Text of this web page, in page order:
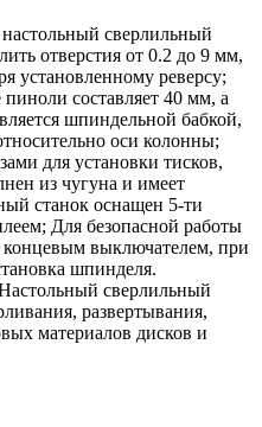
сверлильный
отверстия от 0.2 до 9 мм,
установленному реверсу;
составляет 40 мм, а
шпиндельной бабкой,
оси колонны;
для установки тисков,
из чугуна и имеет
станок оснащен 5-ти
Для безопасной работы
выключателем, при
шпинделя.
сверлильный
развертывания,
материалов дисков и